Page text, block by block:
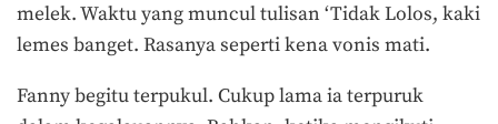
melek. Waktu yang muncul tulisan ‘Tidak Lolos, kaki
lemes banget. Rasanya seperti kena vonis mati.
Fanny begitu terpukul. Cukup lama ia terpuruk